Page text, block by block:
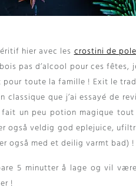
hier avec les crostini de
pas d’alcool pour ces fêtes,
toute la famille ! Exit le
classique que j’ai essayé de
un peu potion magique tout
også veldig god eplejuice,
også med et deilig varmt bad) !
5 minutter å lage og vil
!